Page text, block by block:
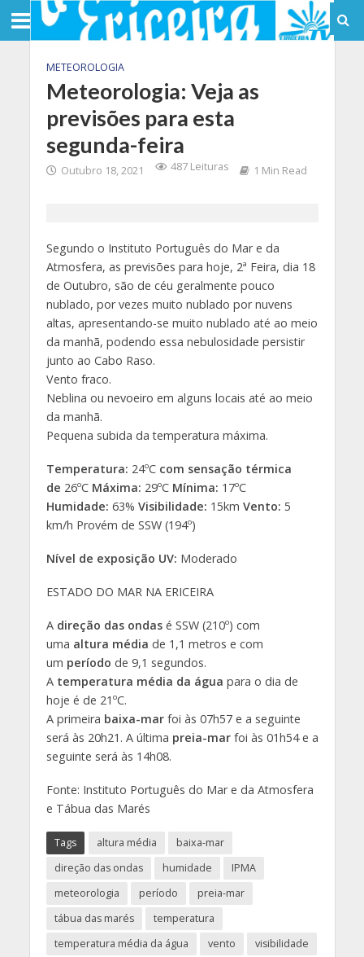
METEOROLOGIA
Meteorologia: Veja as
previsões para esta
segunda-feira
Outubro 18, 2021 487 Leituras 1 Min Read
Segundo o Instituto Português do Mar e da
Atmosfera, as previsões para hoje, 2ª Feira, dia 18
de Outubro, são de céu geralmente pouco
nublado, por vezes muito nublado por nuvens
altas, apresentando-se muito nublado até ao meio
da manhã, podendo essa nebulosidade persistir
junto ao Cabo Raso.
Vento fraco.
Neblina ou nevoeiro em alguns locais até ao meio
da manhã.
Pequena subida da temperatura máxima.
Temperatura: 24ºC com sensação térmica
de 26ºCMáxima: 29ºC Mínima: 17ºC
Humidade: 63% Visibilidade: 15km Vento: 5
km/h Provém de SSW (194º)
Nível de exposição UV: Moderado
ESTADO DO MAR NA ERICEIRA
A direção das ondasé SSW (210º) com
uma altura média de 1,1 metros e com
um período de 9,1 segundos.
Atemperatura média da água para o dia de
hoje é de 21ºC.
A primeira baixa-marfoi às 07h57 e a seguinte
será às 20h21. A última preia-marfoi às 01h54 e a
seguinte será às 14h08.
Fonte: Instituto Português do Mar e da Atmosfera
e Tábua das Marés
Tags altura média
baixa-mar
direção das ondas
humidade
IPMA
meteorologia
período
preia-mar
tábua das marés
temperatura
temperatura média da água
vento visibilidade